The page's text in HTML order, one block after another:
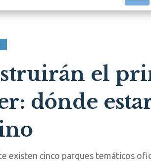
el
dónde
existen cinco parques temáticos